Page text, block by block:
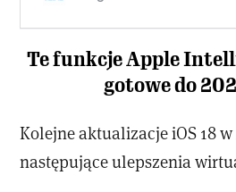
Te funkcje Apple
gotowe do
Kolejne aktualizacje iOS 18
następujące ulepszenia